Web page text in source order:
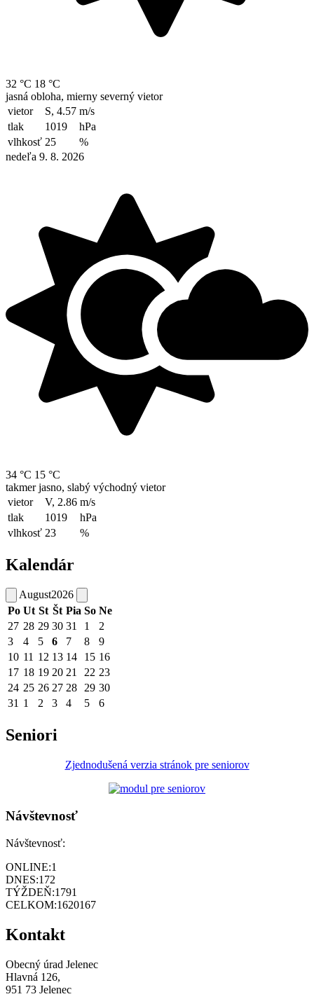
32 °C 18 °C
jasná obloha, mierny severný vietor
vietor
S, 4.57 m/s
tlak
1019
hPa
vlhkosť 25
%
nedeľa 9. 8. 2026
34 °C 15 °C
takmer jasno, slabý východný vietor
vietor
V, 2.86 m/s
tlak
1019
hPa
vlhkosť 23 %
Kalendár
August2026
Po Ut St Št Pia So Ne
27 28 29 30 31 1
2
3
4 5 6 7 8
9
10 11 12 13 14 15 16
17 18 19 20 21 22 23
24 25 26 27 28 29 30
31 1 2 3 4 5 6
Seniori
Zjednodušená verzia stránok pre seniorov
Návštevnosť
Návštevnosť:
ONLINE:1
DNES:172
TÝŽDEŇ:1791
CELKOM:1620167
Kontakt
Obecný úrad Jelenec
Hlavná 126,
951 73 Jelenec